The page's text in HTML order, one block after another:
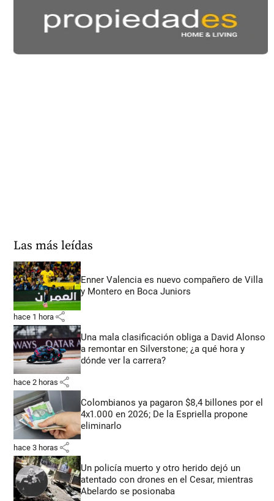
Las más leídas
Enner Valencia es nuevo compañero de Villa
y Montero en Boca Juniors
hace 1 hora share
Una mala clasificación obliga a David Alonso
a remontar en Silverstone; ¿a qué hora y
dónde ver la carrera?
hace 2 horas share
Colombianos ya pagaron $8,4 billones por el
4x1.000 en 2026; De la Espriella propone
eliminarlo
hace 3 horas share
Un policía muerto y otro herido dejó un
atentado con drones en el Cesar, mientras
Abelardo se posionaba